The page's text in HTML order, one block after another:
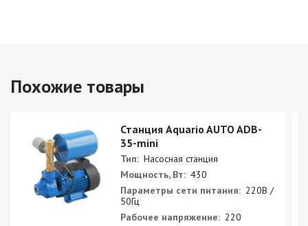
Похожие товары
Станция Aquario AUTO ADB-
35-mini
Тип: Насосная станция
Мощность, Вт: 430
Параметры сети питания: 220В /
50Гц
Рабочее напряжение: 220